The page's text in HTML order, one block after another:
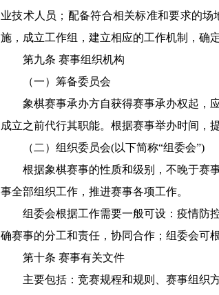
业技术人员；配备符合相关标准和要求的
施，成立工作组，建立相应的工作机制，确
第九条 赛事组织机构
（一）筹备委员会
象棋赛事承办方自获得赛事承办权起，
成立之前代行其职能。根据赛事举办时间，
（二）组织委员会(以下简称“组委会”)
根据象棋赛事的性质和级别，不晚于赛
事全部组织工作，推进赛事各项工作。
组委会根据工作需要一般可设：疫情防
确赛事的分工和责任，协同合作；组委会可
第十条 赛事有关文件
主要包括：竞赛规程和规则、赛事组织